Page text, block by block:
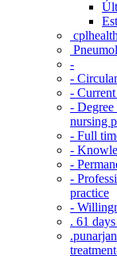
-
-
-
-
nursing
- Full
-
-
-
practice
-
. 61